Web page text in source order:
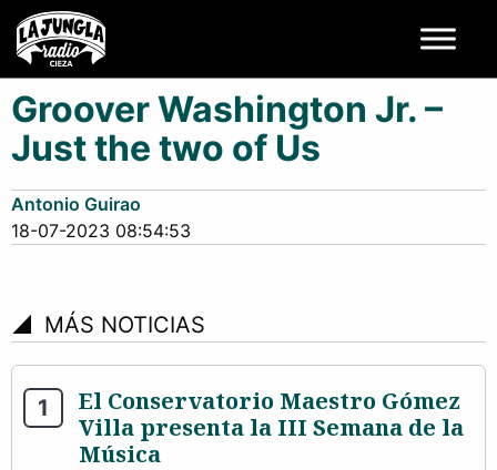
Groover Washington Jr. –
Just the two of Us
Antonio Guirao
18-07-2023 08:54:53
signal_cellular_4_bar MÁS NOTICIAS
El Conservatorio Maestro Gómez
Villa presenta la III Semana de la
Música